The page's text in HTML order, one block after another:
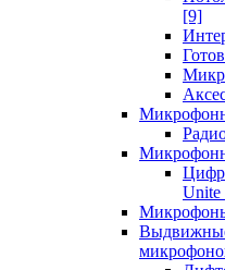
[9]
Unite